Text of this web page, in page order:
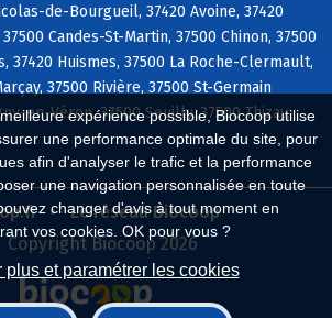
expérience possible, Biocoop utilise
une performance optimale du site, pour
afin d'analyser le trafic et la performance
une navigation personnalisée en toute
changer d'avis à tout moment en
vos cookies. OK pour vous ?
plus et paramétrer les cookies
de-Bourgueil, 37420 Avoine, 37420
Candes-St-Martin, 37500 Chinon, 37500
37420 Huismes, 37500 La Roche-Clermault,
37500 Rivière, 37500 St-Germain
en-Véron, 37500 Seuilly, 37500 Thizay,
Le réseau Biocoop
Copyright Biocoop 2026